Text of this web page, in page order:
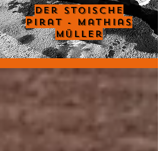
Der Stoische
Pirat - Mathias
Müller